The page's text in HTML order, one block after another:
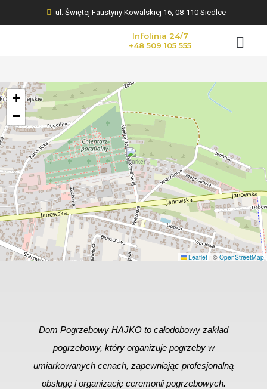
ul. Świętej Faustyny Kowalskiej 16, 08-110 Siedlce
Infolinia 24/7
+48 509 105 555
+
−
Leaflet | © OpenStreetMap
Dom Pogrzebowy HAJKO to całodobowy zakład
pogrzebowy, który organizuje pogrzeby w
umiarkowanych cenach, zapewniając profesjonalną
obsługę i organizację ceremonii pogrzebowych.